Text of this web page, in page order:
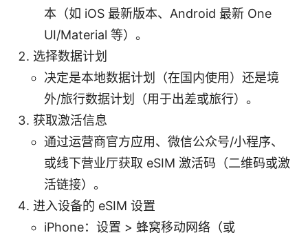
本（如 iOS 最新版本、Android 最新 One
UI/Material 等）。
选择数据计划
决定是本地数据计划（在国内使用）还是境
外/旅行数据计划（用于出差或旅行）。
获取激活信息
通过运营商官方应用、微信公众号/小程序、
或线下营业厅获取 eSIM 激活码（二维码或激
活链接）。
进入设备的 eSIM 设置
iPhone：设置 > 蜂窝移动网络（或